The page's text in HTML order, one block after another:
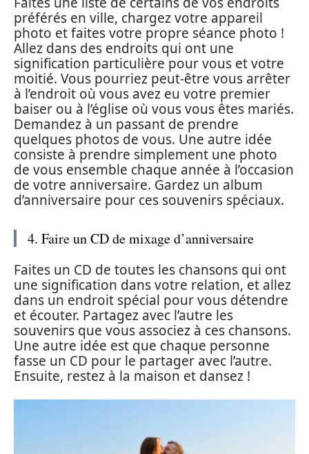
préférés en ville, chargez votre appareil
photo et faites votre propre séance photo !
Allez dans des endroits qui ont une
signification particulière pour vous et votre
moitié. Vous pourriez peut-être vous arrêter
à l’endroit où vous avez eu votre premier
baiser ou à l’église où vous vous êtes mariés.
Demandez à un passant de prendre
quelques photos de vous. Une autre idée
consiste à prendre simplement une photo
de vous ensemble chaque année à l’occasion
de votre anniversaire. Gardez un album
d’anniversaire pour ces souvenirs spéciaux.
4. Faire un CD de mixage d’anniversaire
Faites un CD de toutes les chansons qui ont
une signification dans votre relation, et allez
dans un endroit spécial pour vous détendre
et écouter. Partagez avec l’autre les
souvenirs que vous associez à ces chansons.
Une autre idée est que chaque personne
fasse un CD pour le partager avec l’autre.
Ensuite, restez à la maison et dansez !